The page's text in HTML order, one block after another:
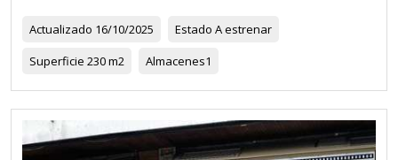
Actualizado 16/10/2025 Estado A estrenar
Superficie 230 m2 Almacenes1